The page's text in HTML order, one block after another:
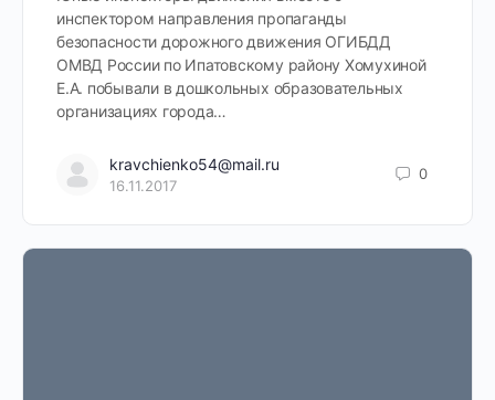
инспектором направления пропаганды
безопасности дорожного движения ОГИБДД
ОМВД России по Ипатовскому району Хомухиной
Е.А. побывали в дошкольных образовательных
организациях города…
kravchienko54@mail.ru
16.11.2017
0